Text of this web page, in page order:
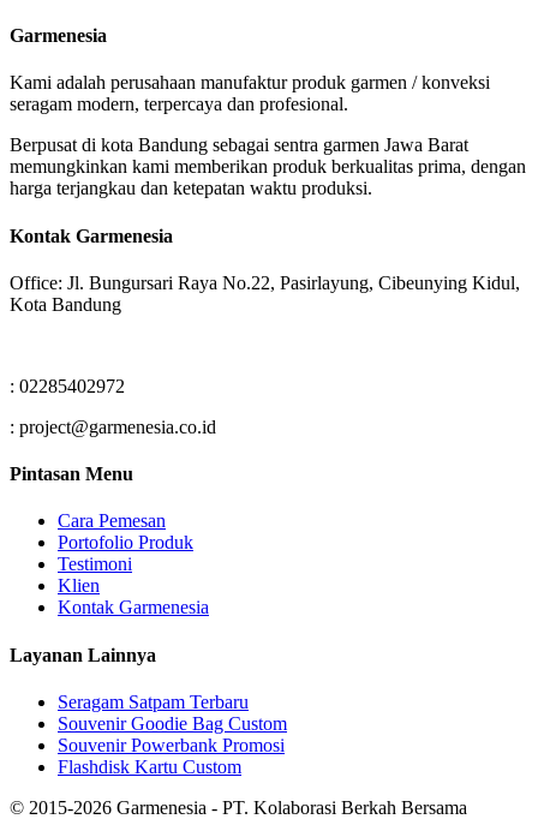
Garmenesia
Kami adalah perusahaan manufaktur produk garmen / konveksi
seragam modern, terpercaya dan profesional.
Berpusat di kota Bandung sebagai sentra garmen Jawa Barat
memungkinkan kami memberikan produk berkualitas prima, dengan
harga terjangkau dan ketepatan waktu produksi.
Kontak Garmenesia
Office: Jl. Bungursari Raya No.22, Pasirlayung, Cibeunying Kidul,
Kota Bandung
: 02285402972
: project@garmenesia.co.id
Pintasan Menu
Cara Pemesan
Portofolio Produk
Testimoni
Klien
Kontak Garmenesia
Layanan Lainnya
Seragam Satpam Terbaru
Souvenir Goodie Bag Custom
Souvenir Powerbank Promosi
Flashdisk Kartu Custom
© 2015-2026 Garmenesia - PT. Kolaborasi Berkah Bersama